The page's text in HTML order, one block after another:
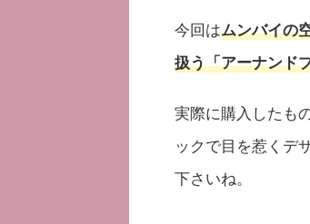
今回はムンバイの
扱う「アーナンド
実際に購入したも
ックで目を惹くデ
下さいね。